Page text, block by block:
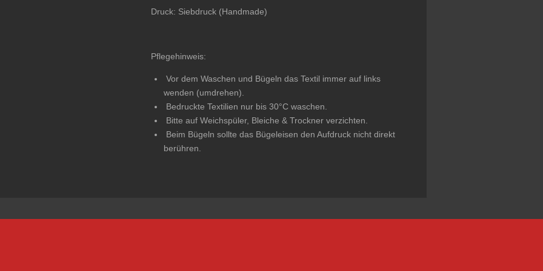
Druck: Siebdruck (Handmade)
Pflegehinweis:
Vor dem Waschen und Bügeln das Textil immer auf links
wenden (umdrehen).
Bedruckte Textilien nur bis 30°C waschen.
Bitte auf Weichspüler, Bleiche & Trockner verzichten.
Beim Bügeln sollte das Bügeleisen den Aufdruck nicht direkt
berühren.